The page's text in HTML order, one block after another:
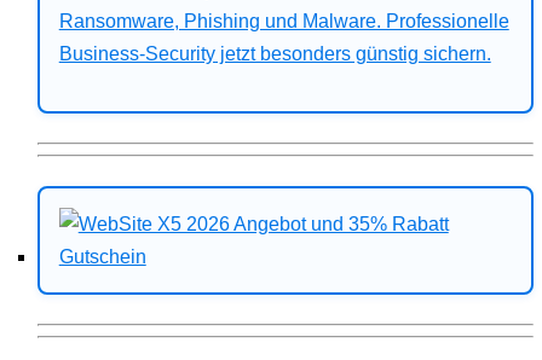
Ransomware, Phishing und Malware. Professionelle
Business-Security jetzt besonders günstig sichern.